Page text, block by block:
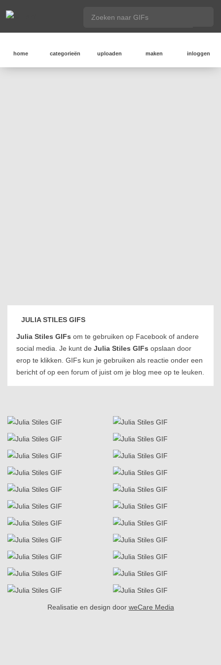
home categorieën uploaden maken inloggen
JULIA STILES GIFS
Julia Stiles GIFs om te gebruiken op Facebook of andere
social media. Je kunt de Julia Stiles GIFs opslaan door
erop te klikken. GIFs kun je gebruiken als reactie onder een
bericht of op een forum of juist om je blog mee op te leuken.
Realisatie en design door weCare Media